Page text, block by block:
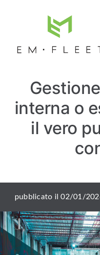
interna o
il vero
pubblicato il 02/01/